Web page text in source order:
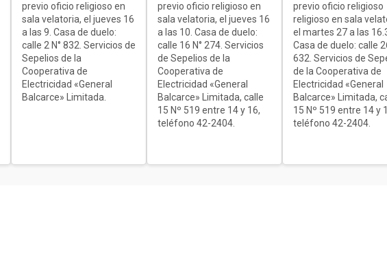
previo oficio religioso en
sala velatoria, el jueves 16
a las 9. Casa de duelo:
calle 2 N° 832. Servicios de
Sepelios de la
Cooperativa de
Electricidad «General
Balcarce» Limitada.
previo oficio religioso en
sala velatoria, el jueves 16
a las 10. Casa de duelo:
calle 16 N° 274. Servicios
de Sepelios de la
Cooperativa de
Electricidad «General
Balcarce» Limitada, calle
15 Nº 519 entre 14 y 16,
teléfono 42-2404.
previo oficio religioso
religioso en sala
el martes 27 a las
Casa de duelo: calle
632. Servicios de
de la Cooperativa de
Electricidad «General
Balcarce» Limitada,
15 Nº 519 entre 14 y
teléfono 42-2404.